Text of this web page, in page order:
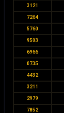
3121
7264
5760
9503
6966
0735
4432
3211
2979
7852